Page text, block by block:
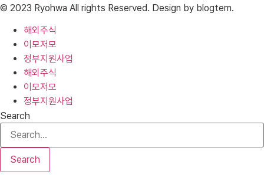
© 2023 Ryohwa All rights Reserved. Design by blogtem.
해외주식
이모저모
정부지원사업
해외주식
이모저모
정부지원사업
Search
Search